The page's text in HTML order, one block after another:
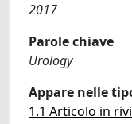
2017
Parole chiave
Urology
Appare nelle
1.1 Articolo in